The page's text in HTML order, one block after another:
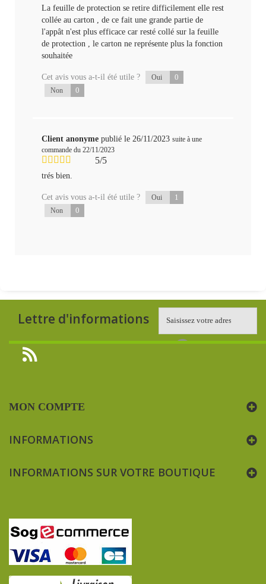
La feuille de protection se retire difficilement elle rest
collée au carton , de ce fait une grande partie de
l'appât n'est plus efficace car resté collé sur la feuille
de protection , le carton ne représente plus la fonction
souhaitée
Cet avis vous a-t-il été utile ? Oui 0
Non 0
Client anonyme publié le 26/11/2023 suite à une
commande du 22/11/2023
5/5
trés bien.
Cet avis vous a-t-il été utile ? Oui 1
Non 0
Lettre d'informations
MON COMPTE
INFORMATIONS
INFORMATIONS SUR VOTRE BOUTIQUE